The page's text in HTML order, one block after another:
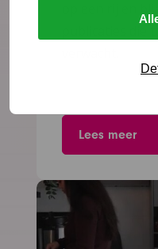
Lees meer